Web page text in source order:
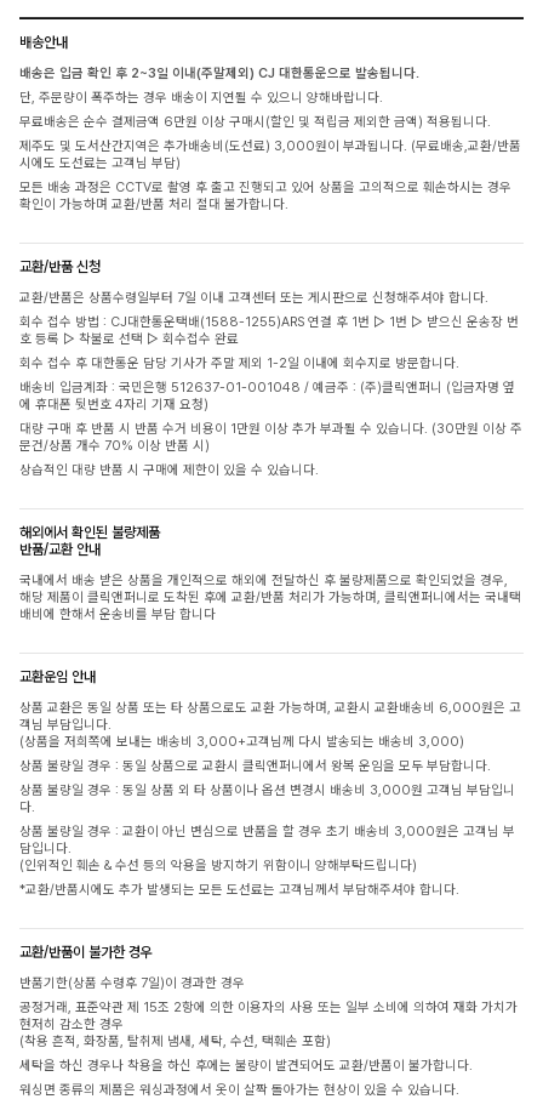
배송안내
배송은 입금 확인 후 2~3일 이내(주말제외) CJ 대한통운으로 발송됩니다.
단, 주문량이 폭주하는 경우 배송이 지연될 수 있으니 양해바랍니다.
무료배송은 순수 결제금액 6만원 이상 구매시(할인 및 적립금 제외한 금액) 적용됩니다.
제주도 및 도서산간지역은 추가배송비(도선료) 3,000원이 부과됩니다. (무료배송,교환/반품
시에도 도선료는 고객님 부담)
모든 배송 과정은 CCTV로 촬영 후 출고 진행되고 있어 상품을 고의적으로 훼손하시는 경우
확인이 가능하며 교환/반품 처리 절대 불가합니다.
교환/반품 신청
교환/반품은 상품수령일부터 7일 이내 고객센터 또는 게시판으로 신청해주셔야 합니다.
회수 접수 방법 : CJ대한통운택배(1588-1255)ARS 연결 후 1번 ▷ 1번 ▷ 받으신 운송장 번
호 등록 ▷ 착불로 선택 ▷ 회수접수 완료
회수 접수 후 대한통운 담당 기사가 주말 제외 1-2일 이내에 회수지로 방문합니다.
배송비 입금계좌 : 국민은행 512637-01-001048 / 예금주 : (주)클릭앤퍼니 (입금자명 옆
에 휴대폰 뒷번호 4자리 기재 요청)
대량 구매 후 반품 시 반품 수거 비용이 1만원 이상 추가 부과될 수 있습니다. (30만원 이상 주
문건/상품 개수 70% 이상 반품 시)
상습적인 대량 반품 시 구매에 제한이 있을 수 있습니다.
해외에서 확인된 불량제품
반품/교환 안내
국내에서 배송 받은 상품을 개인적으로 해외에 전달하신 후 불량제품으로 확인되었을 경우,
해당 제품이 클릭앤퍼니로 도착된 후에 교환/반품 처리가 가능하며, 클릭앤퍼니에서는 국내택
배비에 한해서 운송비를 부담 합니다
교환운임 안내
상품 교환은 동일 상품 또는 타 상품으로도 교환 가능하며, 교환시 교환배송비 6,000원은 고
객님 부담입니다.
(상품을 저희쪽에 보내는 배송비 3,000+고객님께 다시 발송되는 배송비 3,000)
상품 불량일 경우 : 동일 상품으로 교환시 클릭앤퍼니에서 왕복 운임을 모두 부담합니다.
상품 불량일 경우 : 동일 상품 외 타 상품이나 옵션 변경시 배송비 3,000원 고객님 부담입니
다.
상품 불량일 경우 : 교환이 아닌 변심으로 반품을 할 경우 초기 배송비 3,000원은 고객님 부
담입니다.
(인위적인 훼손 & 수선 등의 악용을 방지하기 위함이니 양해부탁드립니다)
*교환/반품시에도 추가 발생되는 모든 도선료는 고객님께서 부담해주셔야 합니다.
교환/반품이 불가한 경우
반품기한(상품 수령후 7일)이 경과한 경우
공정거래, 표준약관 제 15조 2항에 의한 이용자의 사용 또는 일부 소비에 의하여 재화 가치가
현저히 감소한 경우
(착용 흔적, 화장품, 탈취제 냄새, 세탁, 수선, 택훼손 포함)
세탁을 하신 경우나 착용을 하신 후에는 불량이 발견되어도 교환/반품이 불가합니다.
워싱면 종류의 제품은 워싱과정에서 옷이 살짝 돌아가는 현상이 있을 수 있습니다.